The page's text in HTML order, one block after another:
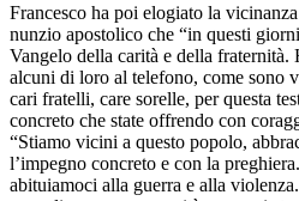
Francesco ha poi elogiato la
nunzio apostolico che “in questi
Vangelo della carità e della
alcuni di loro al telefono, come sono
cari fratelli, care sorelle, per questa
concreto che state offrendo con
“Stiamo vicini a questo popolo,
l’impegno concreto e con la
abituiamoci alla guerra e alla